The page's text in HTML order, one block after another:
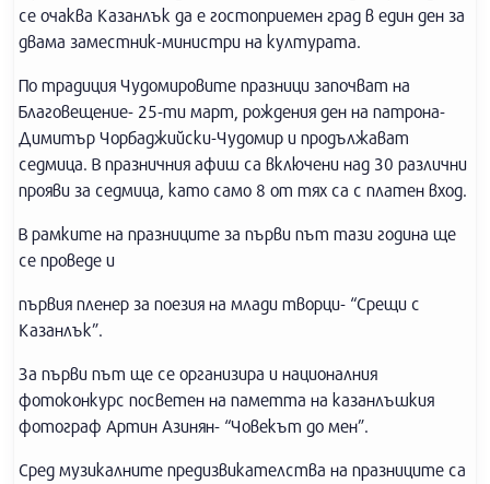
се очаква Казанлък да е гостоприемен град в един ден за
двама заместник-министри на културата.
По традиция Чудомировите празници започват на
Благовещение- 25-ти март, рождения ден на патрона-
Димитър Чорбаджийски-Чудомир и продължават
седмица. В празничния афиш са включени над 30 различни
прояви за седмица, като само 8 от тях са с платен вход.
В рамките на празниците за първи път тази година ще
се проведе и
първия пленер за поезия на млади творци- “Срещи с
Казанлък”.
За първи път ще се организира и националния
фотоконкурс посветен на паметта на казанлъшкия
фотограф Артин Азинян- “Човекът до мен”.
Сред музикалните предизвикателства на празниците са